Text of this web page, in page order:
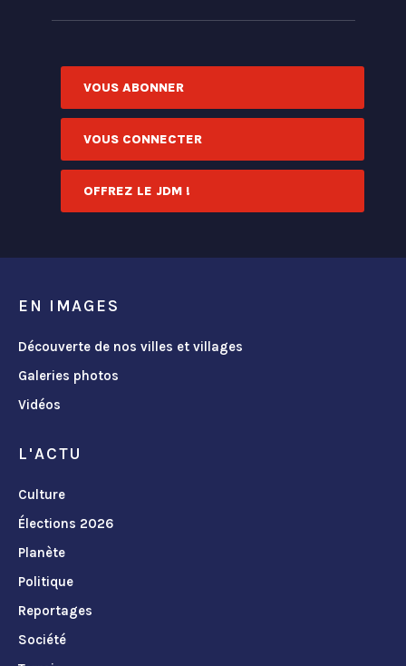
VOUS ABONNER
VOUS CONNECTER
OFFREZ LE JDM !
EN IMAGES
Découverte de nos villes et villages
Galeries photos
Vidéos
L'ACTU
Culture
Élections 2026
Planète
Politique
Reportages
Société